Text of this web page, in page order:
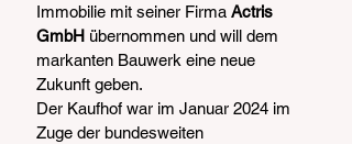
Immobilie mit seiner Firma Actris
GmbH übernommen und will dem
markanten Bauwerk eine neue
Zukunft geben.
Der Kaufhof war im Januar 2024 im
Zuge der bundesweiten